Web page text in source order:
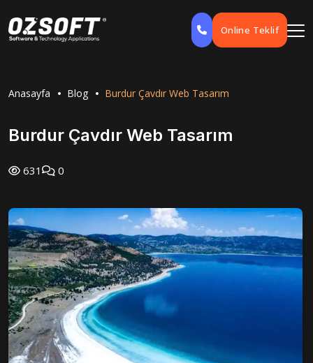
Online Teklif
Anasayfa Blog Burdur Çavdır Web Tasarım
Burdur Çavdır Web Tasarım
631 0